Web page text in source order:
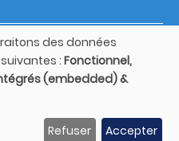
2026
légales
des données
: Fonctionnel,
(embedded) &
Refuser Accepter